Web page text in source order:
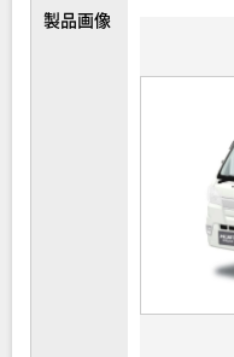
製品画像